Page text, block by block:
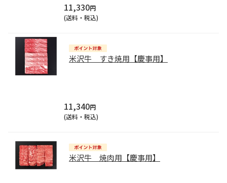
11,330円
(送料・税込)
米沢牛 すき焼用【慶事用】
11,340円
(送料・税込)
米沢牛 焼肉用【慶事用】